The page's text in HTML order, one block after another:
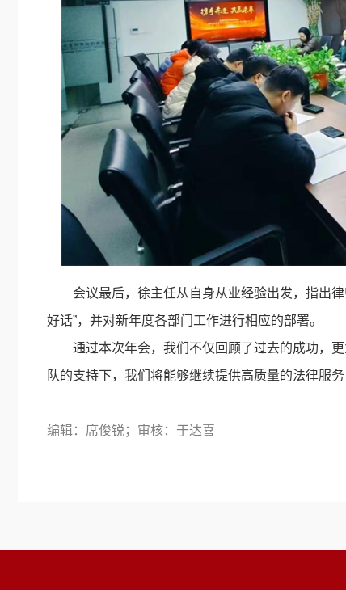
会议最后，徐主任从自身从业经验出发，指出
好话”，并对新年度各部门工作进行相应的部署。
通过本次年会，我们不仅回顾了过去的成功，
队的支持下，我们将能够继续提供高质量的法律服
编辑：席俊锐；审核：于达喜